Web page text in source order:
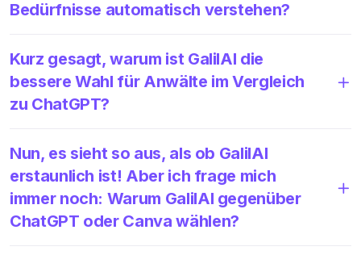
Bedürfnisse automatisch verstehen?
Kurz gesagt, warum ist GalilAI die
bessere Wahl für Anwälte im Vergleich
zu ChatGPT?
Nun, es sieht so aus, als ob GalilAI
erstaunlich ist! Aber ich frage mich
immer noch: Warum GalilAI gegenüber
ChatGPT oder Canva wählen?